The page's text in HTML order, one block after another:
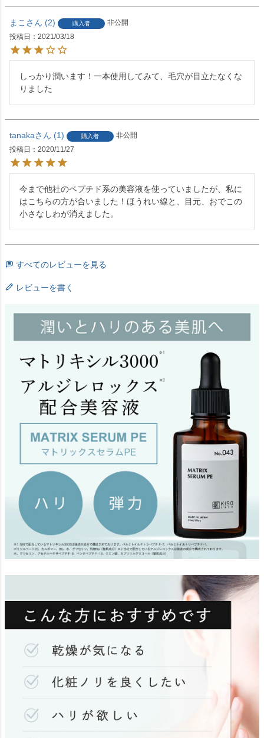
まこ 2 購入者
非公開
投稿日
2021/03/18
しっかり潤います！一本使用してみて、毛穴が目立たなくな
りました
tanaka 1 購入者
非公開
投稿日
2020/11/27
今まで他社のペプチド系の美容液を使っていましたが、私に
はこちらの方が合いました！ほうれい線と、目元、おでこの
すべてのレビューを見る
レビューを書く